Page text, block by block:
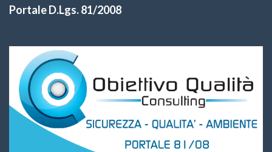
Portale D.Lgs. 81/2008